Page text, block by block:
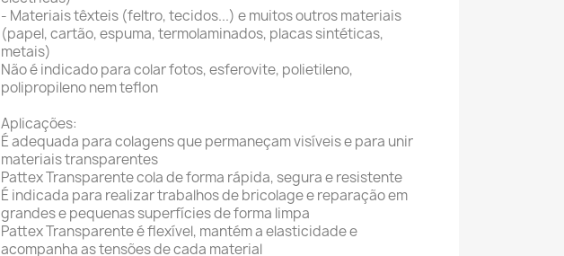
- Materiais têxteis (feltro, tecidos...) e muitos outros materiais
(papel, cartão, espuma, termolaminados, placas sintéticas,
metais)
Não é indicado para colar fotos, esferovite, polietileno,
polipropileno nem teflon
Aplicações:
É adequada para colagens que permaneçam visíveis e para unir
materiais transparentes
Pattex Transparente cola de forma rápida, segura e resistente
É indicada para realizar trabalhos de bricolage e reparação em
grandes e pequenas superfícies de forma limpa
Pattex Transparente é flexível, mantém a elasticidade e
acompanha as tensões de cada material